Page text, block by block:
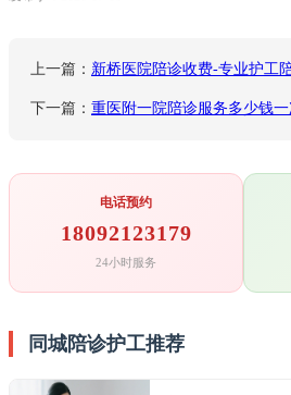
上一篇： 新桥医院陪诊收费-专业护工
下一篇： 重医附一院陪诊服务多少钱一
电话预约
18092123179
24小时服务
同城陪诊护工推荐